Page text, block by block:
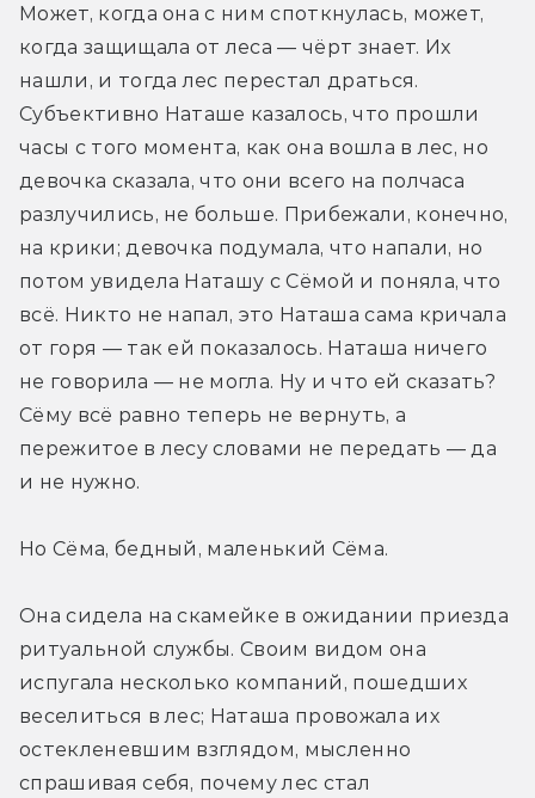
Может, когда она с ним споткнулась, может,
когда защищала от леса — чёрт знает. Их
нашли, и тогда лес перестал драться.
Субъективно Наташе казалось, что прошли
часы с того момента, как она вошла в лес, но
девочка сказала, что они всего на полчаса
разлучились, не больше. Прибежали, конечно,
на крики; девочка подумала, что напали, но
потом увидела Наташу с Сёмой и поняла, что
всё. Никто не напал, это Наташа сама кричала
от горя — так ей показалось. Наташа ничего
не говорила — не могла. Ну и что ей сказать?
Сёму всё равно теперь не вернуть, а
пережитое в лесу словами не передать — да
и не нужно.
Но Сёма, бедный, маленький Сёма.
Она сидела на скамейке в ожидании приезда
ритуальной службы. Своим видом она
испугала несколько компаний, пошедших
веселиться в лес; Наташа провожала их
остекленевшим взглядом, мысленно
спрашивая себя, почему лес стал